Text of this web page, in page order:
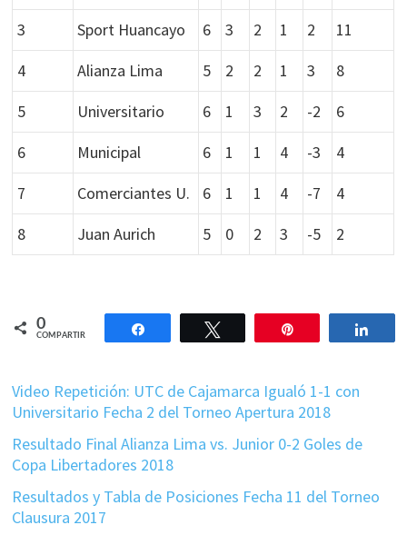
3
Sport Huancayo 6 3 2 1 2
11
4
Alianza Lima 5 2 2 1 3
8
5
Universitario 6 1 3 2 -2
6
6
Municipal 6 1 1 4 -3
4
7
Comerciantes U. 6 1 1 4 -7
4
8
Juan Aurich 5 0 2 3 -5 2
0
COMPARTIR
Compartir
Video Repetición: UTC de Cajamarca Igualó 1-1 con
Universitario Fecha 2 del Torneo Apertura 2018
Resultado Final Alianza Lima vs. Junior 0-2 Goles de
Copa Libertadores 2018
Resultados y Tabla de Posiciones Fecha 11 del Torneo
Clausura 2017